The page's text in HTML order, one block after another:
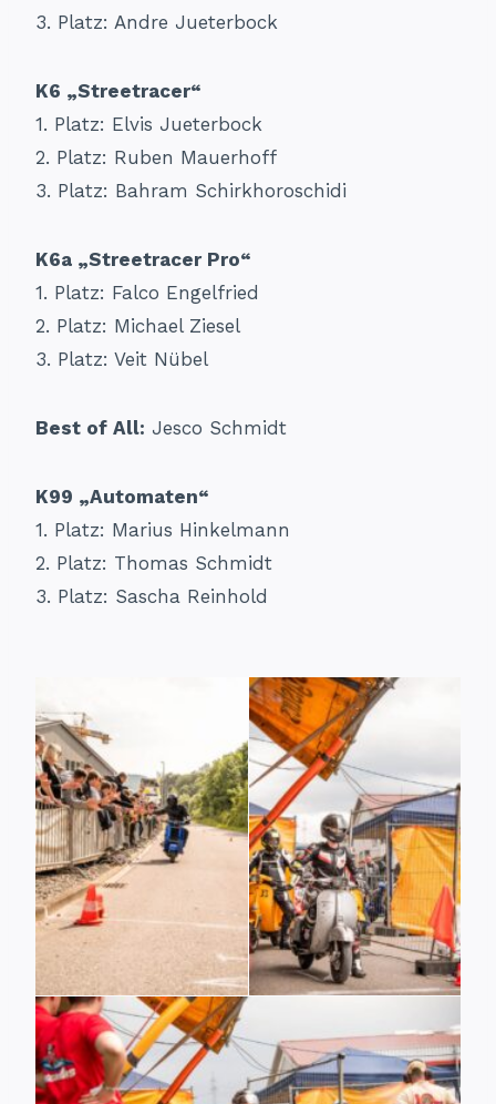
3. Platz: Andre Jueterbock
K6 „Streetracer“
1. Platz: Elvis Jueterbock
2. Platz: Ruben Mauerhoff
3. Platz: Bahram Schirkhoroschidi
K6a „Streetracer Pro“
1. Platz: Falco Engelfried
2. Platz: Michael Ziesel
3. Platz: Veit Nübel
Best of All: Jesco Schmidt
K99 „Automaten“
1. Platz: Marius Hinkelmann
2. Platz: Thomas Schmidt
3. Platz: Sascha Reinhold